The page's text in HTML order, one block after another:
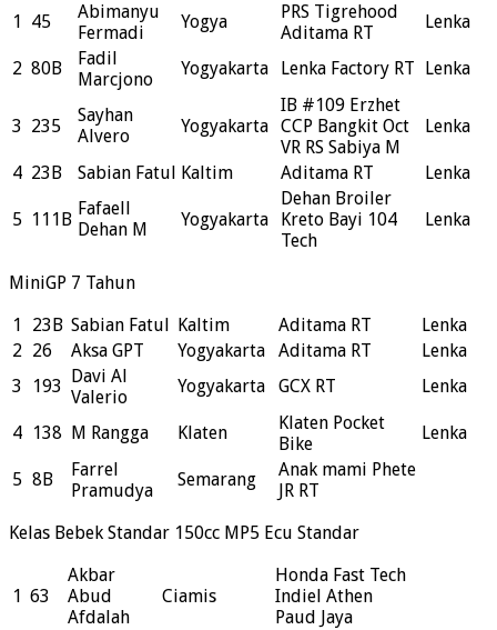
1 45
Abimanyu
Fermadi
Yogya
PRS Tigrehood
Aditama RT
Lenka
2 80B
Fadil
Marcjono
Yogyakarta Lenka Factory RT Lenka
3 235
Sayhan
Alvero
Yogyakarta
IB #109 Erzhet
CCP Bangkit Oct
VR RS Sabiya M
Lenka
4 23B Sabian Fatul Kaltim Aditama RT Lenka
5 111B
Fafaell
Dehan M
Yogyakarta
Dehan Broiler
Kreto Bayi 104
Tech
Lenka
MiniGP 7 Tahun
1
23B Sabian Fatul Kaltim Aditama RT
Lenka
2 26 Aksa GPT Yogyakarta Aditama RT
Lenka
3
193
Davi Al
Valerio
Yogyakarta GCX RT Lenka
4 138 M Rangga Klaten
Klaten Pocket
Bike
Lenka
5 8B
Farrel
Pramudya
Semarang
Anak mami Phete
JR RT
Kelas Bebek Standar 150cc MP5 Ecu Standar
1 63
Akbar
Abud
Afdalah
Ciamis
Honda Fast Tech
Indiel Athen
Paud Jaya